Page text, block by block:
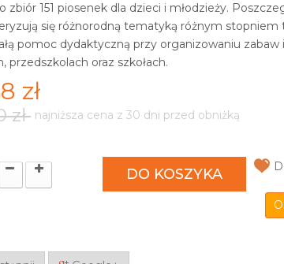
zbiór 151 piosenek dla dzieci i młodzieży.
się różnorodną tematyką różnym stopniem
pomoc dydaktyczną przy organizowaniu
przedszkolach oraz szkołach.
zł
zł najniższa cena z 30 dni przed obniżką
DO KOSZYKA